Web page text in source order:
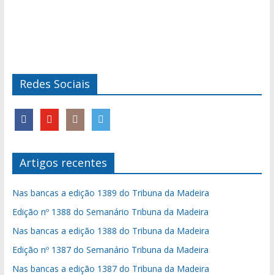
Redes Sociais
Artigos recentes
Nas bancas a edição 1389 do Tribuna da Madeira
Edição nº 1388 do Semanário Tribuna da Madeira
Nas bancas a edição 1388 do Tribuna da Madeira
Edição nº 1387 do Semanário Tribuna da Madeira
Nas bancas a edição 1387 do Tribuna da Madeira